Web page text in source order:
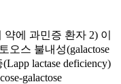
에 과민증 환자 2) 이
오스 불내성(galactose
lactase deficiency)
galactose